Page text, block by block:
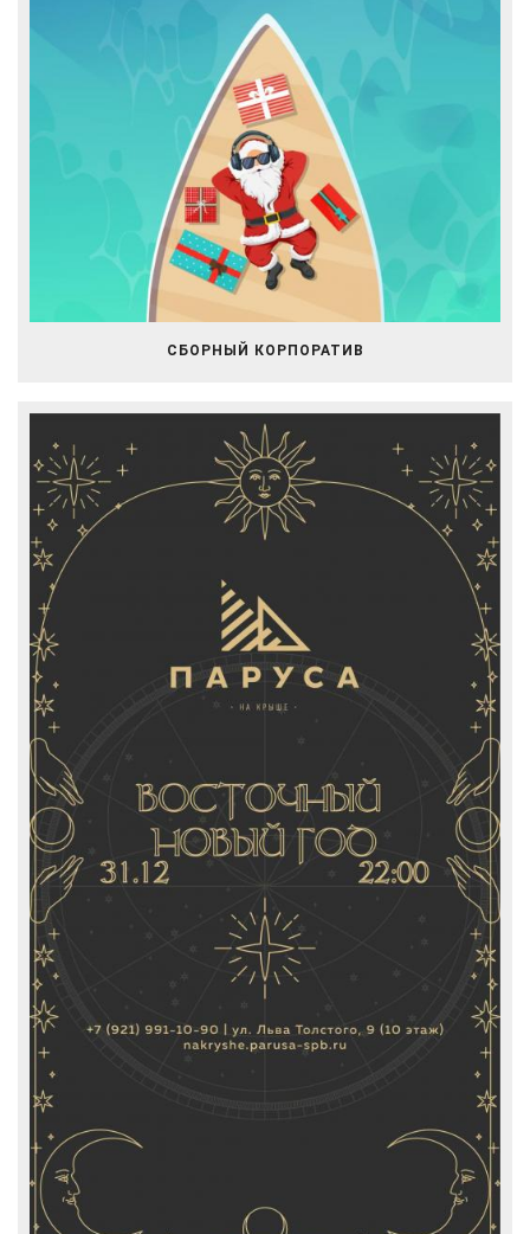
СБОРНЫЙ КОРПОРАТИВ